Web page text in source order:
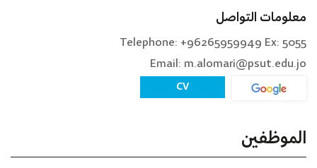
معلومات التواصل
Telephone: +96265959949 Ex: 5055
Email: m.alomari@psut.edu.jo
CV
الموظفين